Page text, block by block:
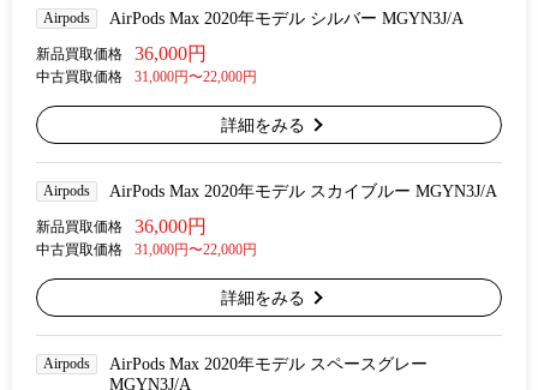
Airpods AirPods Max 2020年モデル シルバー MGYN3J/A
新品買取価格 36,000円
中古買取価格 31,000円〜22,000円
詳細をみる
Airpods AirPods Max 2020年モデル スカイブルー MGYN3J/A
新品買取価格 36,000円
中古買取価格 31,000円〜22,000円
詳細をみる
Airpods
AirPods Max 2020年モデル スペースグレー
MGYN3J/A